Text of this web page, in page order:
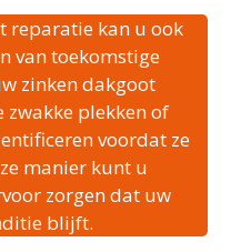
reparatie kan u ook
van toekomstige
zinken dakgoot
zwakke plekken of
voordat ze
manier kunt u
zorgen dat uw
blijft.